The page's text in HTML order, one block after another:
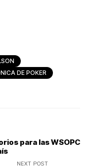
DE POKER
para las WSOPC
NEXT POST